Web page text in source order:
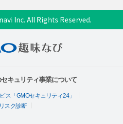
Inc. All Rights Reserved.